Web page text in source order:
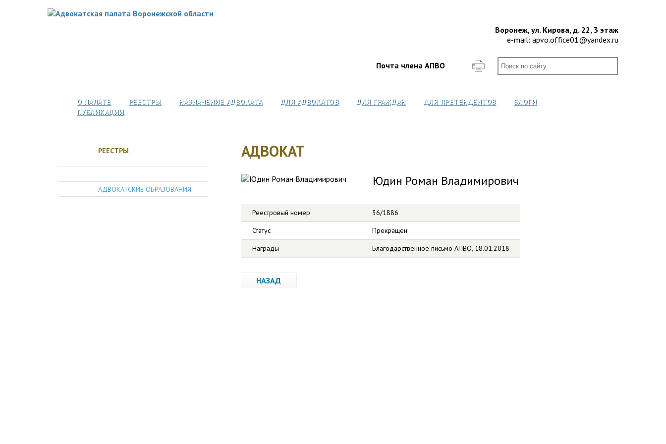
Воронеж, ул. Кирова, д. 22, 3 этаж
e-mail: apvo.office01@yandex.ru
Почта члена АПВО
О ПАЛАТЕ РЕЕСТРЫ НАЗНАЧЕНИЕ АДВОКАТА ДЛЯ АДВОКАТОВ ДЛЯ ГРАЖДАН ДЛЯ ПРЕТЕНДЕНТОВ
БЛОГИ
ПУБЛИКАЦИИ
РЕЕСТРЫ
АДВОКАТСКИЕ ОБРАЗОВАНИЯ
АДВОКАТ
Юдин Роман Владимирович
Реестровый номер
36/1886
Статус
Прекращен
Награды
Благодарственное письмо АПВО, 18.01.2018
НАЗАД